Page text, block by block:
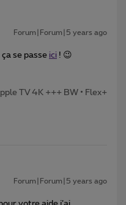
Forum|Forum|5 years ago
se passe ici ! 😉
TV 4K +++ BW • Flex+
Forum|Forum|5 years ago